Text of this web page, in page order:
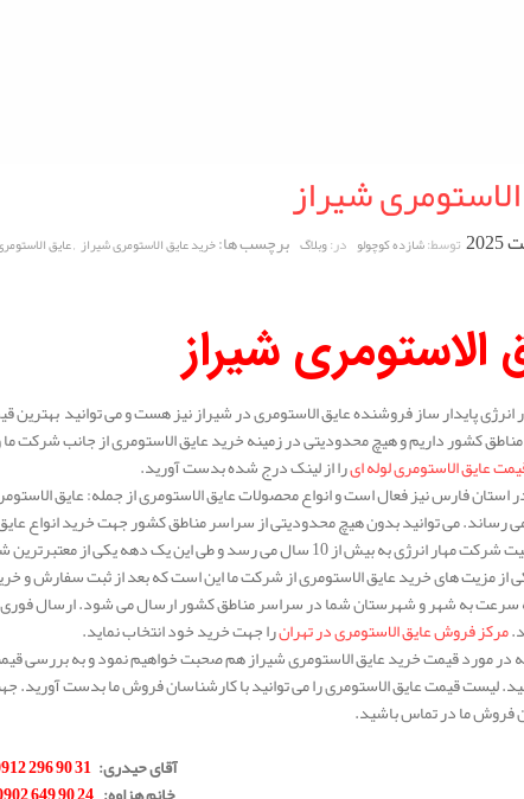
شیراز
توسط:شازده کوچولو در:وبلاگ برچسب ها:خرید عایق الاستومری شیراز ,عایق
الاستومری شیراز
پایدار ساز فروشنده عایق الاستومری در شیراز نیز هست و می توانید
کشور داریم و هیچ محدودیتی در زمینه خرید عایق الاستومری از جانب شرکت ما
عایق الاستومری لوله ایرا از لینک درج شده بدست آورید.
فارس نیز فعال است و انواع محصولات عایق الاستومری از جمله: عایق
رساند. می توانید بدون هیچ محدودیتی از سراسر مناطق کشور جهت خرید انواع
سابقه فعالیت شرکت مهار انرژی به بیش از 10 سال می رسد و طی این
از مزیت های خرید عایق الاستومری از شرکت ما این است که بعد از ثبت سفارش و
سرعت به شهر و شهرستان شما در سراسر مناطق کشور ارسال می شود. ارسال فوری
مرکز فروش عایق الاستومری در تهرانرا جهت خرید خود انتخاب نماید.
در مورد قیمت خرید عایق الاستومری شیراز هم صحبت خواهیم نمود و به بررسی
لیست قیمت عایق الاستومری را می توانید با کارشناسان فروش ما بدست آورید.
فروش ما در تماس باشید.
آقای حیدری:
31 90 296 0912